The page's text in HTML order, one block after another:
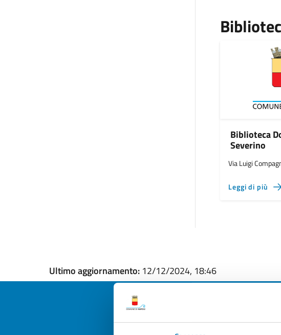
Biblioteca
Severino
Via Luigi
Leggi di più
Ultimo aggiornamento: 12/12/2024, 18:46